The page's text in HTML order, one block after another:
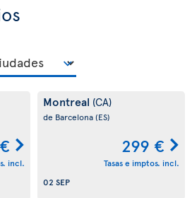
incl.
Montreal (CA)
de Barcelona(ES)
299 €
Tasas e imptos. incl.
02 SEP